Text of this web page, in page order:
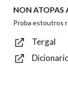
Enviar
NON ATOPAS
Proba estoutros
Tergal